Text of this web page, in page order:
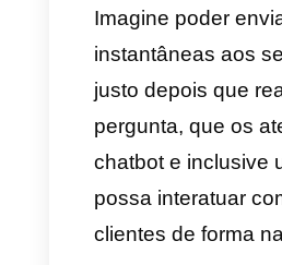
uso, a
aporta às
duvida um
entre todo o